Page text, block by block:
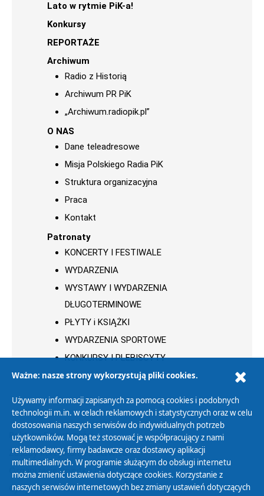
Lato w rytmie PiK-a!
Konkursy
REPORTAŻE
Archiwum
Radio z Historią
Archiwum PR PiK
„Archiwum.radiopik.pl”
O NAS
Dane teleadresowe
Misja Polskiego Radia PiK
Struktura organizacyjna
Praca
Kontakt
Patronaty
KONCERTY I FESTIWALE
WYDARZENIA
WYSTAWY I WYDARZENIA
DŁUGOTERMINOWE
PŁYTY i KSIĄŻKI
WYDARZENIA SPORTOWE
KONKURSY I PLEBISCYTY
Polityka Prywatności
Zasady korzystania z Serwisu
Organizacje Pożytku Publicznego
Cyfryzacja DAB+
Ważne: nasze strony wykorzystują pliki cookies.
Używamy informacji zapisanych za pomocą cookies i podobnych
technologii m.in. w celach reklamowych i statystycznych oraz w celu
dostosowania naszych serwisów do indywidualnych potrzeb
użytkowników. Mogą też stosować je współpracujący z nami
reklamodawcy, firmy badawcze oraz dostawcy aplikacji
multimedialnych. W programie służącym do obsługi internetu
można zmienić ustawienia dotyczące cookies. Korzystanie z
naszych serwisów internetowych bez zmiany ustawień dotyczących